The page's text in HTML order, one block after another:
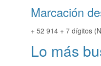
Marcación
+ 52 914 + 7 dígitos
Lo más